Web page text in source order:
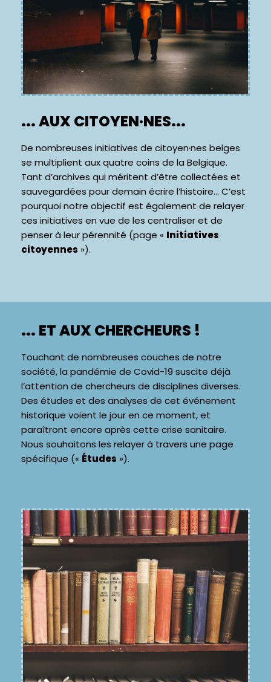
... AUX CITOYEN·NES...
De nombreuses initiatives de citoyen·nes belges
se multiplient aux quatre coins de la Belgique.
Tant d’archives qui méritent d’être collectées et
sauvegardées pourdemain écrire l’histoire… C’est
pourquoi notre objectif est également de relayer
ces initiatives en vue de les centraliser et de
penser à leur pérennité (page « Initiatives
citoyennes »).
... ET AUX CHERCHEURS !
Touchant de nombreuses couches de notre
société, la pandémie de Covid-19 suscite déjà
l’attention de chercheurs de disciplines diverses.
Des études et des analyses de cet événement
historique voient le jour en ce moment, et
paraîtront encore après cette crise sanitaire.
Nous souhaitons les relayer à travers une page
spécifique (« Études »).